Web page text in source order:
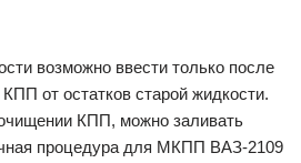
возможно ввести только после
от остатков старой жидкости.
КПП, можно заливать
процедура для МКПП ВАЗ-2109